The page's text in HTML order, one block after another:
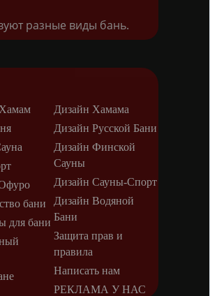
разные виды бань.
бани
для бани
Дизайн Хамама
Дизайн Русской Бани
Дизайн Финской
Сауны
Дизайн Сауны-Спорт
Дизайн Водяной
Бани
Защита прав и
правила
Написать нам
РЕКЛАМА У НАС